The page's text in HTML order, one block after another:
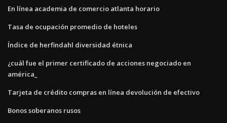
En línea academia de comercio atlanta horario
Tasa de ocupación promedio de hoteles
Índice de herfindahl diversidad étnica
¿cuál fue el primer certificado de acciones negociado en
américa_
Tarjeta de crédito compras en línea devolución de efectivo
Bonos soberanos rusos